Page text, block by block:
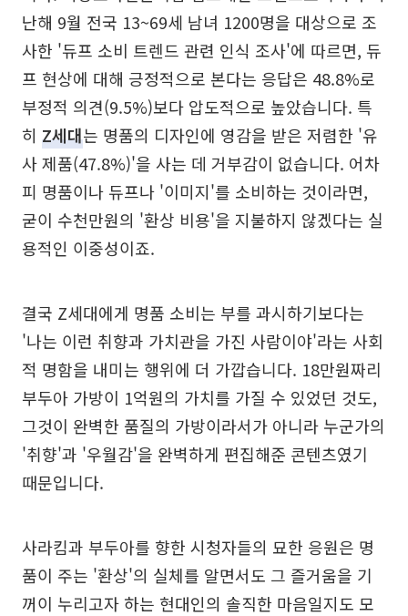
난해 9월 전국 13~69세 남녀 1200명을 대상으로 조
사한 '듀프 소비 트렌드 관련 인식 조사'에 따르면, 듀
프 현상에 대해 긍정적으로 본다는 응답은 48.8%로
부정적 의견(9.5%)보다 압도적으로 높았습니다. 특
히 Z세대는 명품의 디자인에 영감을 받은 저렴한 '유
사 제품(47.8%)'을 사는 데 거부감이 없습니다. 어차
피 명품이나 듀프나 '이미지'를 소비하는 것이라면,
굳이 수천만원의 '환상 비용'을 지불하지 않겠다는 실
용적인 이중성이죠.
결국 Z세대에게 명품 소비는 부를 과시하기보다는
'나는 이런 취향과 가치관을 가진 사람이야'라는 사회
적 명함을 내미는 행위에 더 가깝습니다. 18만원짜리
부두아 가방이 1억원의 가치를 가질 수 있었던 것도,
그것이 완벽한 품질의 가방이라서가 아니라 누군가의
'취향'과 '우월감'을 완벽하게 편집해준 콘텐츠였기
때문입니다.
사라킴과 부두아를 향한 시청자들의 묘한 응원은 명
품이 주는 '환상'의 실체를 알면서도 그 즐거움을 기
꺼이 누리고자 하는 현대인의 솔직한 마음일지도 모